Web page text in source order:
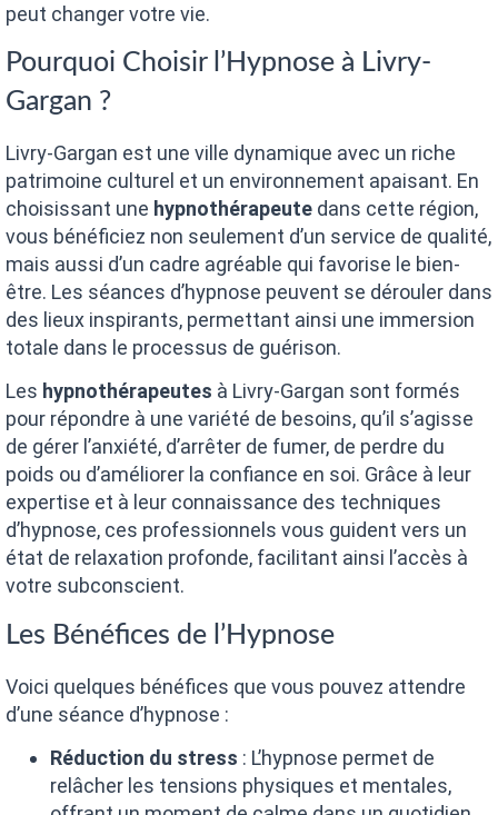
peut changer votre vie.
Pourquoi Choisir l’Hypnose à Livry-
Gargan ?
Livry-Gargan est une ville dynamique avec un riche
patrimoine culturel et un environnement apaisant. En
choisissant une hypnothérapeute dans cette région,
vous bénéficiez non seulement d’un service de qualité,
mais aussi d’un cadre agréable qui favorise le bien-
être. Les séances d’hypnose peuvent se dérouler dans
des lieux inspirants, permettant ainsi une immersion
totale dans le processus de guérison.
Les hypnothérapeutes à Livry-Gargan sont formés
pour répondre à une variété de besoins, qu’il s’agisse
de gérer l’anxiété, d’arrêter de fumer, de perdre du
poids ou d’améliorer la confiance en soi. Grâce à leur
expertise et à leur connaissance des techniques
d’hypnose, ces professionnels vous guident vers un
état de relaxation profonde, facilitant ainsi l’accès à
votre subconscient.
Les Bénéfices de l’Hypnose
Voici quelques bénéfices que vous pouvez attendre
d’une séance d’hypnose :
Réduction du stress : L’hypnose permet de
relâcher les tensions physiques et mentales,